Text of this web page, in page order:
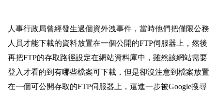
人事行政局曾經發生過個資外洩事件，當時他們把僅限公務
人員才能下載的資料放置在一個公開的FTP伺服器上，然後
再把FTP的存取路徑設定在網站資料庫中，雖然該網站需要
登入才看的到有哪些檔案可下載，但是卻沒注意到檔案放置
在一個可公開存取的FTP伺服器上，還進一步被Google搜尋